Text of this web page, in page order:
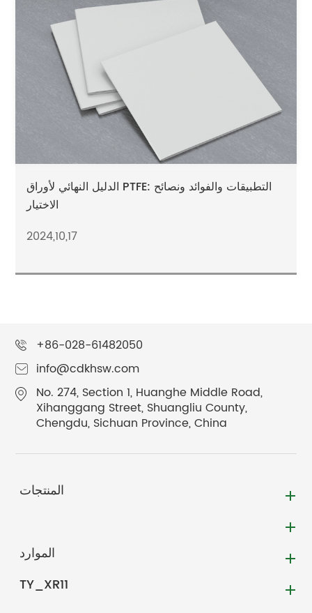
الدليل النهائي لأوراق PTFE: التطبيقات والفوائد ونصائح
الاختيار
2024,10,17
+86-028-61482050
info@cdkhsw.com
No. 274, Section 1, Huanghe Middle Road,
Xihanggang Street, Shuangliu County,
Chengdu, Sichuan Province, China
المنتجات
الموارد
TY_XR11